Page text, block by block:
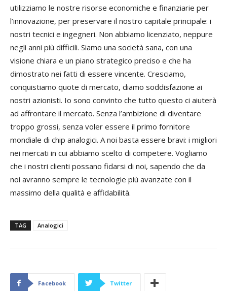
utilizziamo le nostre risorse economiche e finanziarie per
l’innovazione, per preservare il nostro capitale principale: i
nostri tecnici e ingegneri. Non abbiamo licenziato, neppure
negli anni più difficili. Siamo una società sana, con una
visione chiara e un piano strategico preciso e che ha
dimostrato nei fatti di essere vincente. Cresciamo,
conquistiamo quote di mercato, diamo soddisfazione ai
nostri azionisti. Io sono convinto che tutto questo ci aiuterà
ad affrontare il mercato. Senza l’ambizione di diventare
troppo grossi, senza voler essere il primo fornitore
mondiale di chip analogici. A noi basta essere bravi: i migliori
nei mercati in cui abbiamo scelto di competere. Vogliamo
che i nostri clienti possano fidarsi di noi, sapendo che da
noi avranno sempre le tecnologie più avanzate con il
massimo della qualità e affidabilità.
TAG Analogici
Facebook Twitter